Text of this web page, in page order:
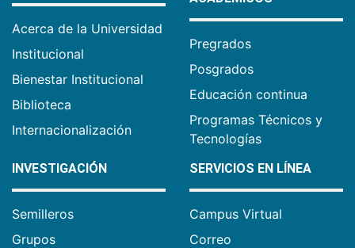
Acerca de la Universidad
Institucional
Bienestar Institucional
Biblioteca
Internacionalización
Pregrados
Posgrados
Educación continua
Programas Técnicos y
Tecnologías
INVESTIGACIÓN
Semilleros
Grupos
SERVICIOS EN LÍNEA
Campus Virtual
Correo